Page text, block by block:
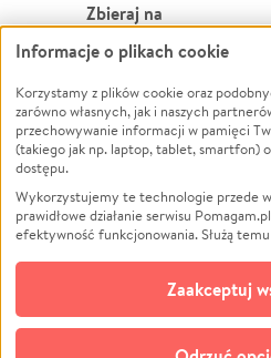
Zbieraj na
Leczenie
Zwierzęta
Pożar
Ukraina
Pomoc Finansowa
Projekty
Pogrzeb
Społeczność lokalna
Kultura
Informacje o plikach cookie
Korzystamy z plików cookie oraz
zarówno własnych, jak i naszych
przechowywanie informacji w pamięci
(takiego jak np. laptop, tablet, smartfon)
dostępu.
Wykorzystujemy te technologie przede
prawidłowe działanie serwisu
efektywność funkcjonowania. Służą
opcjonalnych
technologii do celów analitycznych i
zgodę na ich stosowanie lub jej
możliwość zmiany swoich preferencji na
Zaakceptuj